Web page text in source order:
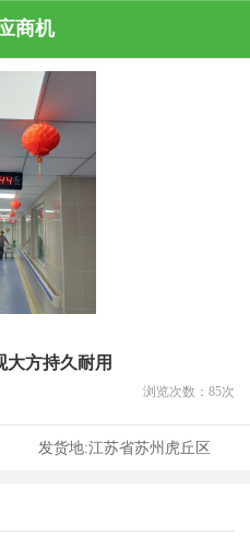
商机
大方持久耐用
浏览次数： 85次
发货地:江苏省苏州虎丘区